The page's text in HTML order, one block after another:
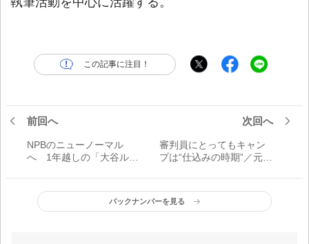
この記事に注目！
前回へ
NPBのニューノーマル
へ 1年越しの「大谷ルー
員 山崎夏生に聞く
次回へ
審判員にとってもキャン
プは“仕込みの時期”／元
夏生に聞く
バックナンバーを見る